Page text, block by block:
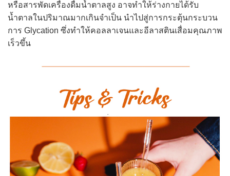
หรือสารพัดเครื่องดื่มน้ำตาลสูง อาจทำให้ร่างกายได้รับ
น้ำตาลในปริมาณมากเกินจำเป็น นำไปสู่การกระตุ้นกระบวน
การ Glycation ซึ่งทำให้คอลลาเจนและอีลาสตินเสื่อมคุณภาพ
เร็วขึ้น